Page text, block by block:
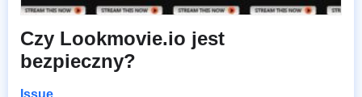
Czy Lookmovie.io jest
bezpieczny?
Issue